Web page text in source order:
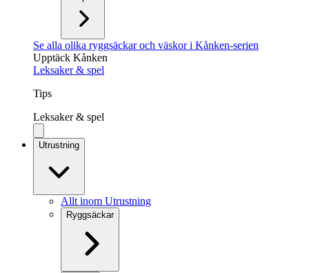
Se alla olika ryggsäckar och väskor i Kånken-serien
Upptäck Kånken
Leksaker & spel
Tips
Leksaker & spel
Utrustning
Allt inom Utrustning
Ryggsäckar